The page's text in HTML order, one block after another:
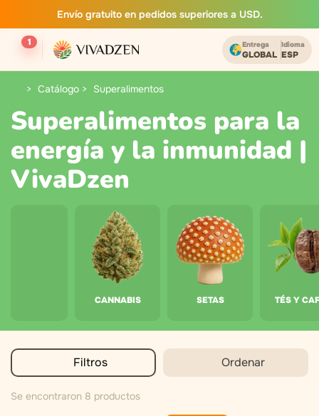
Envío gratuito en pedidos superiores a USD.
1 Entrega
GLOBAL
Idioma
ESP
Catálogo Superalimentos
Superalimentos para la
energía y la inmunidad |
VivaDzen
CANNABIS SETAS TÉS Y
Filtros Ordenar
Se encontraron 8 productos